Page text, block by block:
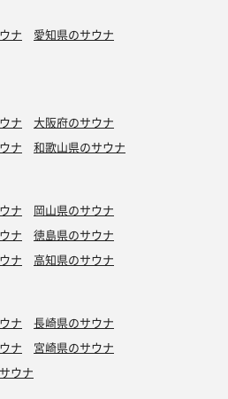
ナ
愛知県のサウナ
ナ
大阪府のサウナ
ナ 和歌山県のサウナ
ナ
岡山県のサウナ
ナ
徳島県のサウナ
ナ 高知県のサウナ
ナ
長崎県のサウナ
ナ
宮崎県のサウナ
ウナ